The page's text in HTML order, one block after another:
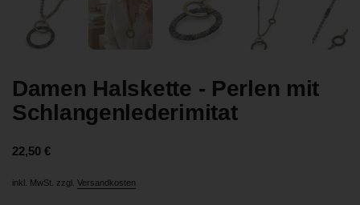
Damen Halskette - Perlen mit
Schlangenlederimitat
Preis:
22,50 €
inkl. MwSt. zzgl. Versandkosten